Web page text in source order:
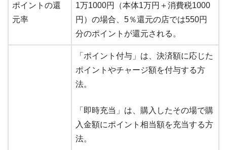
ポイントの還
元率
1万1000円（本体1万円＋消費税1000
円）の場合、5％還元の店では550円
分のポイントが還元される。
「ポイント付与」は、決済額に応じた
ポイントやチャージ額を付与する方
法。
「即時充当」は、購入したその場で購
入金額にポイント相当額を充当する方
法。